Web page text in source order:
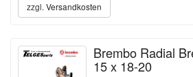
zzgl. Versandkosten
Brembo Radial
15 x 18-20